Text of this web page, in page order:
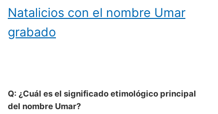
Natalicios con el nombre Umar
grabado
Q: ¿Cuál es el significado etimológico principal
del nombre Umar?